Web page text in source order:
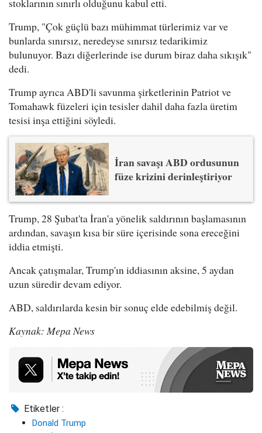
stoklarının sınırlı olduğunu kabul etti.
Trump, "Çok güçlü bazı mühimmat türlerimiz var ve
bunlarda sınırsız, neredeyse sınırsız tedarikimiz
bulunuyor. Bazı diğerlerinde ise durum biraz daha sıkışık"
dedi.
Trump ayrıca ABD'li savunma şirketlerinin Patriot ve
Tomahawk füzeleri için tesisler dahil daha fazla üretim
tesisi inşa ettiğini söyledi.
İran savaşı ABD ordusunun
füze krizini derinleştiriyor
Trump, 28 Şubat'ta İran'a yönelik saldırının başlamasının
ardından, savaşın kısa bir süre içerisinde sona ereceğini
iddia etmişti.
Ancak çatışmalar, Trump'ın iddiasının aksine, 5 aydan
uzun süredir devam ediyor.
ABD, saldırılarda kesin bir sonuç elde edebilmiş değil.
Kaynak: Mepa News
Etiketler :
Donald Trump